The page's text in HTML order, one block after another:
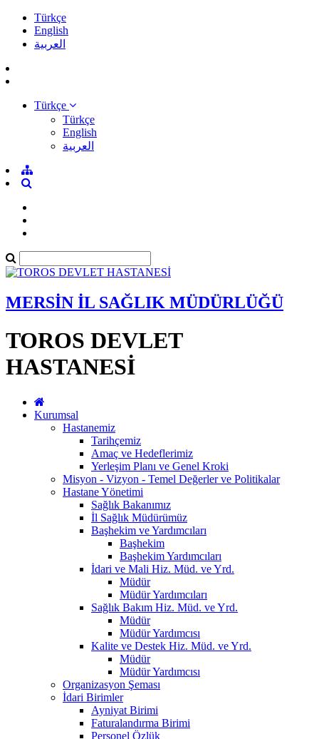
Türkçe
English
العربية
Türkçe
Türkçe
English
العربية
MERSİN İL SAĞLIK MÜDÜRLÜĞÜ
TOROS DEVLET
HASTANESİ
Kurumsal
Hastanemiz
Tarihçemiz
Amaç ve Hedeflerimiz
Yerleşim Planı ve Genel Kroki
Misyon - Vizyon - Temel Değerler ve Politikalar
Hastane Yönetimi
Sağlık Bakanımız
İl Sağlık Müdürümüz
Başhekim ve Yardımcıları
Başhekim
Başhekim Yardımcıları
İdari ve Mali Hiz. Müd. ve Yrd.
Müdür
Müdür Yardımcıları
Sağlık Bakım Hiz. Müd. ve Yrd.
Müdür
Müdür Yardımcısı
Kalite ve Destek Hiz. Müd. ve Yrd.
Müdür
Müdür Yardımcısı
Organizasyon Şeması
İdari Birimler
Ayniyat Birimi
Faturalandırma Birimi
Personel Özlük